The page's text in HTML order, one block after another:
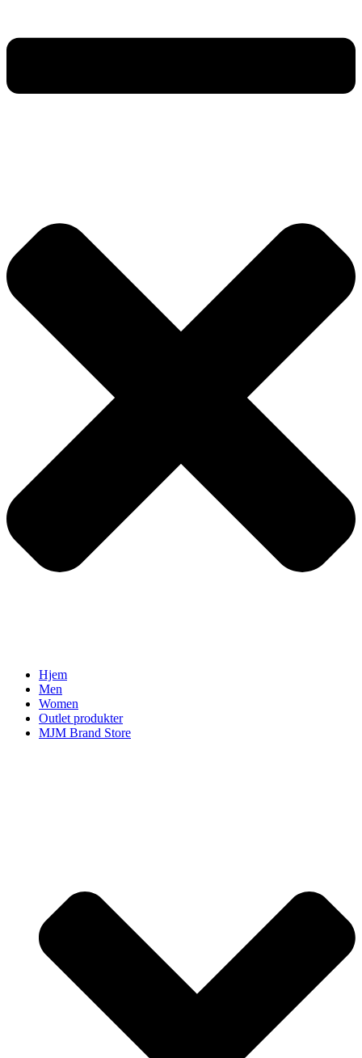
Hjem
Men
Women
Outlet produkter
MJM Brand Store